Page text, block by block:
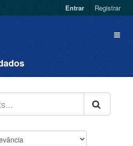
Entrar Registrar